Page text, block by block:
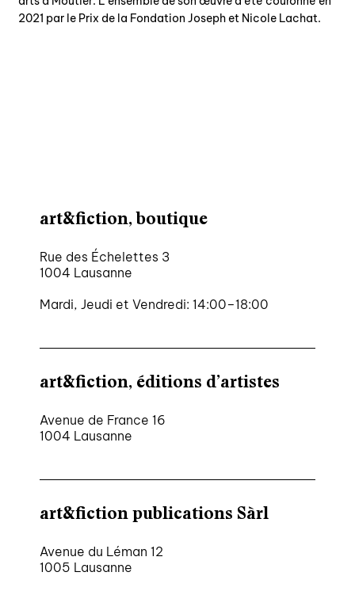
2021 par le Prix de la Fondation Joseph et Nicole Lachat.
art&fiction, boutique
Rue des Échelettes 3
1004 Lausanne
Mardi, Jeudi et Vendredi: 14:00–18:00
art&fiction, éditions d’artistes
Avenue de France 16
1004 Lausanne
art&fiction publications Sàrl
Avenue du Léman 12
1005 Lausanne